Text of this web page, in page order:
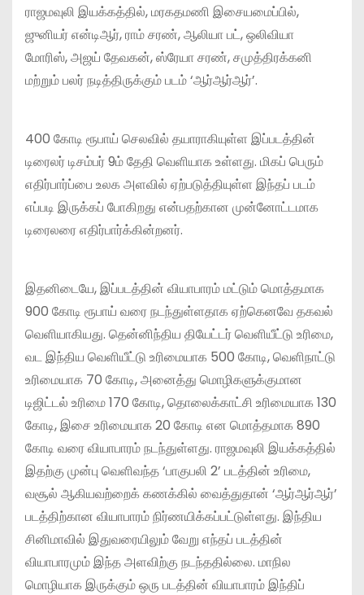
ராஜமவுலி இயக்கத்தில், மரகதமணி இசையமைப்பில்,
ஜுனியர் என்டிஆர், ராம் சரண், ஆலியா பட், ஒலிவியா
மோரிஸ், அஜய் தேவகன், ஸ்ரேயா சரண், சமுத்திரக்கனி
மற்றும் பலர் நடித்திருக்கும் படம் ‘ஆர்ஆர்ஆர்’.
400 கோடி ரூபாய் செலவில் தயாராகியுள்ள இப்படத்தின்
டிரைலர் டிசம்பர் 9ம் தேதி வெளியாக உள்ளது. மிகப் பெரும்
எதிர்பார்ப்பை உலக அளவில் ஏற்படுத்தியுள்ள இந்தப் படம்
எப்படி இருக்கப் போகிறது என்பதற்கான முன்னோட்டமாக
டிரைலரை எதிர்பார்க்கின்றனர்.
இதனிடையே, இப்படத்தின் வியாபாரம் மட்டும் மொத்தமாக
900 கோடி ரூபாய் வரை நடந்துள்ளதாக ஏற்கெனவே தகவல்
வெளியாகியது. தென்னிந்திய தியேட்டர் வெளியீட்டு உரிமை,
வட இந்திய வெளியீட்டு உரிமையாக 500 கோடி, வெளிநாட்டு
உரிமையாக 70 கோடி, அனைத்து மொழிகளுக்குமான
டிஜிட்டல் உரிமை 170 கோடி, தொலைக்காட்சி உரிமையாக 130
கோடி, இசை உரிமையாக 20 கோடி என மொத்தமாக 890
கோடி வரை வியாபாரம் நடந்துள்ளது. ராஜமவுலி இயக்கத்தில்
இதற்கு முன்பு வெளிவந்த ‘பாகுபலி 2’ படத்தின் உரிமை,
வசூல் ஆகியவற்றைக் கணக்கில் வைத்துதான் ‘ஆர்ஆர்ஆர்’
படத்திற்கான வியாபாரம் நிர்ணயிக்கப்பட்டுள்ளது. இந்திய
சினிமாவில் இதுவரையிலும் வேறு எந்தப் படத்தின்
வியாபாரமும் இந்த அளவிற்கு நடந்ததில்லை. மாநில
மொழியாக இருக்கும் ஒரு படத்தின் வியாபாரம் இந்திப்